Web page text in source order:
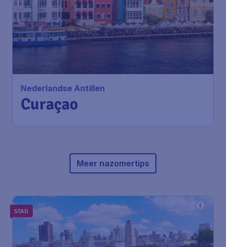
Nederlandse Antillen
Curaçao
Meer nazomertips
STAD